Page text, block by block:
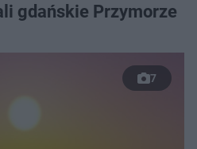
gdańskie Przymorze
7